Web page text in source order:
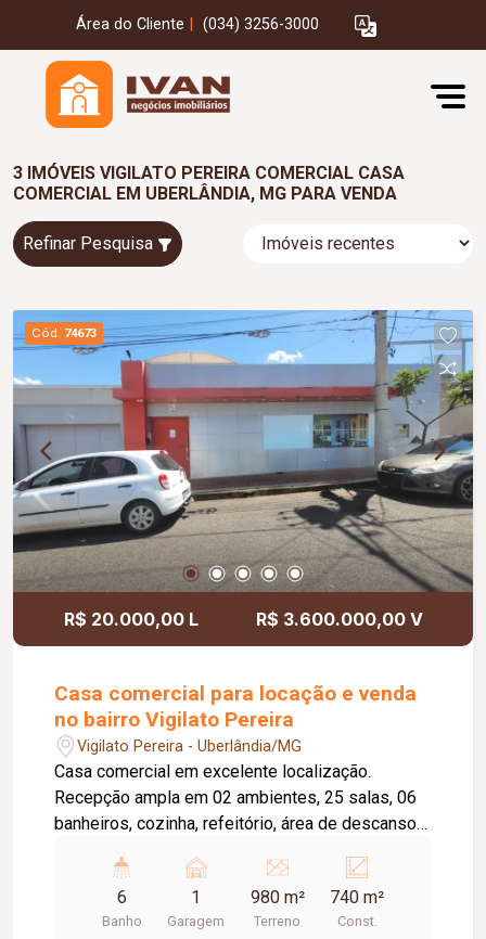
Área do Cliente (034) 3256-3000
3 IMÓVEIS VIGILATO PEREIRA COMERCIAL CASA
COMERCIAL EM UBERLÂNDIA, MG PARA VENDA
Refinar Pesquisa
Cód. 74673
R$ 20.000,00 L R$ 3.600.000,00 V
Casa comercial para locação e venda
no bairro Vigilato Pereira
Vigilato Pereira - Uberlândia/MG
Casa comercial em excelente localização.
Recepção ampla em 02 ambientes, 25 salas, 06
banheiros, cozinha, refeitório, área de descanso
6
Banho
1
Garagem
980 m²
Terreno
740 m²
Const.